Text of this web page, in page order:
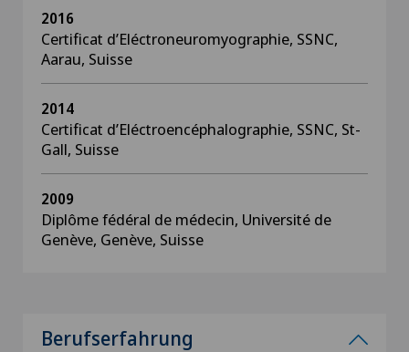
2016
Certificat d’Eléctroneuromyographie, SSNC,
Aarau, Suisse
2014
Certificat d’Eléctroencéphalographie, SSNC, St-
Gall, Suisse
2009
Diplôme fédéral de médecin, Université de
Genève, Genève, Suisse
Berufserfahrung